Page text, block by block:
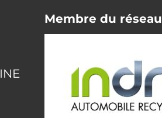
Membre du réseau